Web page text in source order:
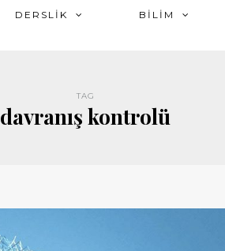
DERSLİK BİLİM
TAG
davranış kontrolü